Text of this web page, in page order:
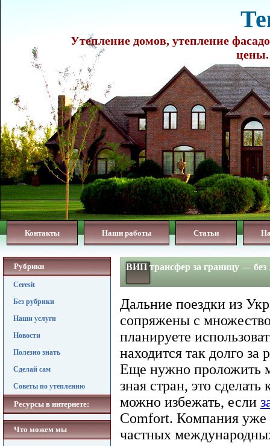
Утепление домов, утепление
цены.
Контакты Наши работы Статьи
Рубрики
Ceresit
Без рубрики
Наши услуги
Новости
Полезно знать
Сделай сам
Советы по утеплению
Ресурсы в интернете:
Что можем мы
ВИП трансфер за границу —
Дальние поездки из
сопряжены с
планируете
находится так долго за
Еще нужно проложить
зная стран, это
можно избежать, если
Comfort. Компания уже
частных